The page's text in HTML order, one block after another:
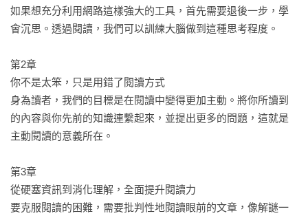
本書特色
適讀！
本書帶大家了解不同的認知學習方式、跨領域知識如何吸收、
怎麼成為「上下文推理高手」，到加深記憶的輸出技巧等等。
無論是想提高知識涵養的一般大眾、需培養閱讀素養的學生，
或是想提升邏輯思考能力的考生，都可以從中獲益，讓閱讀成
🌟閱讀，不能不懂的學習底層邏輯！
閱讀，是所有學習的基礎。無論我們想改善自己的哪些方面，
如果想充分利用網路這樣強大的工具，首先需要退後一步，學
會沉思。透過閱讀，我們可以訓練大腦做到這種思考程度。
第2章
你不是太笨，只是用錯了閱讀方式
身為讀者，我們的目標是在閱讀中變得更加主動。將你所讀到
的內容與你先前的知識連繫起來，並提出更多的問題，這就是
主動閱讀的意義所在。
第3章
從硬塞資訊到消化理解，全面提升閱讀力
要克服閱讀的困難，需要批判性地閱讀眼前的文章，像解謎一